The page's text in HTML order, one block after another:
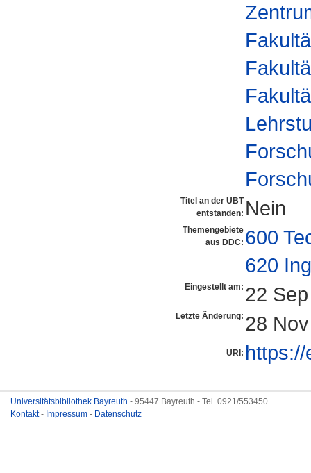
Titel an der UBT
entstanden: Nein
Themengebiete
aus DDC: 600
620
Eingestellt am: 22
Letzte Änderung: 28
URI:
Universitätsbibliothek Bayreuth - 95447 Bayreuth - Tel. 0921/553450
Kontakt- Impressum - Datenschutz